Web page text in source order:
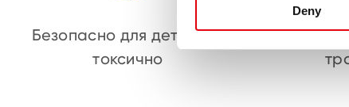
Deny
Безопасно для детей: не
токсично
Не